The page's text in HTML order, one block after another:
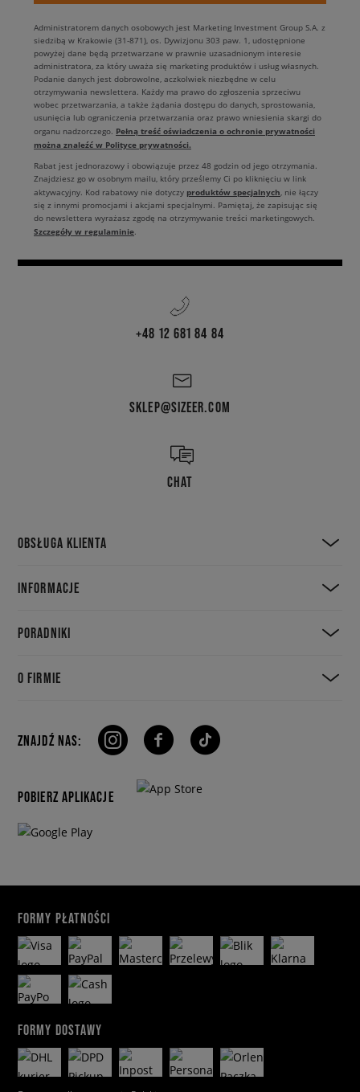
Administratorem danych osobowych jest Marketing Investment Group S.A. z
siedzibą w Krakowie (31-871), os. Dywizjonu 303 paw. 1, udostępnione
powyżej dane będą przetwarzane w prawnie uzasadnionym interesie
administratora, za który uważa się marketing produktów i usług własnych.
Podanie danych jest dobrowolne, aczkolwiek niezbędne w celu
otrzymywania newslettera. Każdy ma prawo do zgłoszenia sprzeciwu
wobec przetwarzania, a także żądania dostępu do danych, sprostowania,
usunięcia lub ograniczenia przetwarzania oraz prawo wniesienia skargi do
organu nadzorczego. Pełną treść oświadczenia o ochronie prywatności
można znaleźć w Polityce prywatności.
Rabat jest jednorazowy i obowiązuje przez 48 godzin od jego otrzymania.
Znajdziesz go w osobnym mailu, który prześlemy Ci po kliknięciu w link
aktywacyjny. Kod rabatowy nie dotyczy produktów specjalnych, nie łączy
się z innymi promocjami i akcjami specjalnymi. Pamiętaj, że zapisując się
do newslettera wyrażasz zgodę na otrzymywanie treści marketingowych.
Szczegóły w regulaminie.
+48 12 681 84 84
SKLEP@SIZEER.COM
CHAT
OBSŁUGA KLIENTA
INFORMACJE
PORADNIKI
O FIRMIE
ZNAJDŹ NAS:
POBIERZ APLIKACJE
FORMY PŁATNOŚCI
FORMY DOSTAWY